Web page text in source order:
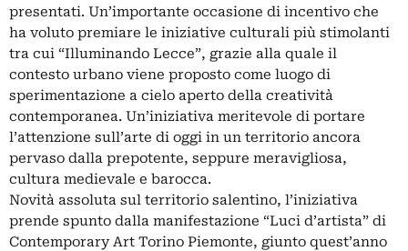
presentati. Un’importante occasione di incentivo che
ha voluto premiare le iniziative culturali più stimolanti
tra cui “Illuminando Lecce”, grazie alla quale il
contesto urbano viene proposto come luogo di
sperimentazione a cielo aperto della creatività
contemporanea. Un’iniziativa meritevole di portare
l’attenzione sull’arte di oggi in un territorio ancora
pervaso dalla prepotente, seppure meravigliosa,
cultura medievale e barocca.
Novità assoluta sul territorio salentino, l’iniziativa
prende spunto dalla manifestazione “Luci d’artista” di
Contemporary Art Torino Piemonte, giunto quest’anno